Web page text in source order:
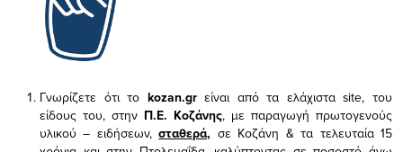
Γνωρίζετε ότι το kozan.gr είναι από τα ελάχισταsite, του
είδους του, στην Π.Ε. Κοζάνης, με παραγωγή πρωτογενούς
υλικού – ειδήσεων,σταθερά, σε Κοζάνη & τα τελευταία 15